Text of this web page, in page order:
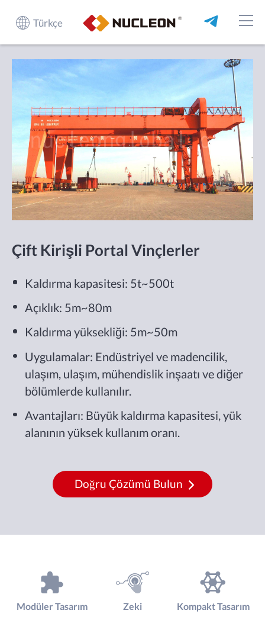
Türkçe
Çift Kirişli Portal Vinçlerler
Kaldırma kapasitesi: 5t~500t
Açıklık: 5m~80m
Kaldırma yüksekliği: 5m~50m
Uygulamalar: Endüstriyel ve madencilik,
ulaşım, ulaşım, mühendislik inşaatı ve diğer
bölümlerde kullanılır.
Avantajları: Büyük kaldırma kapasitesi, yük
alanının yüksek kullanım oranı.
Doğru Çözümü Bulun
Modüler Tasarım Zeki Kompakt Tasarım